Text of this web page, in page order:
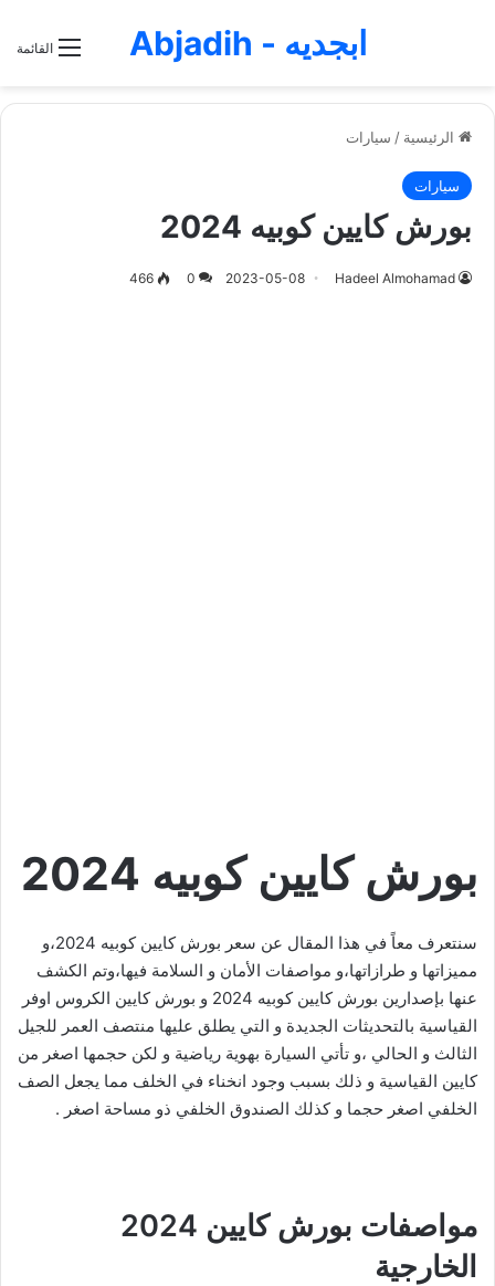
القائمة ابجديه - Abjadih
الرئيسية / سيارات
سيارات
بورش كايين كوبيه 2024
Hadeel Almohamad
2023-05-08
0
466
بورش كايين كوبيه 2024
سنتعرف معاً في هذا المقال عن سعر بورش كايين كوبيه 2024،و
مميزاتها و طرازاتها،و مواصفات الأمان و السلامة فيها،وتم الكشف
عنها بإصدارين بورش كايين كوبيه 2024 و بورش كايين الكروس اوفر
القياسية بالتحديثات الجديدة و التي يطلق عليها منتصف العمر للجيل
الثالث و الحالي ،و تأتي السيارة بهوية رياضية و لكن حجمها اصغر من
كايين القياسية و ذلك بسبب وجود انخناء في الخلف مما يجعل الصف
الخلفي اصغر حجما و كذلك الصندوق الخلفي ذو مساحة اصغر .
مواصفات بورش كايين 2024
الخارجية